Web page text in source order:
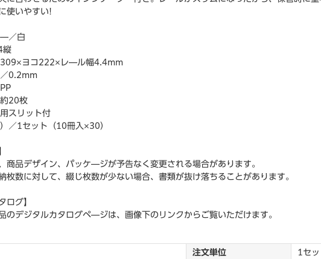
使いやすい!
／白
縦
ヨコ222×レ―ル幅4.4mm
0.2mm
20枚
スリット付
／1セット（10冊入×30）
商品デザイン、パッケ―ジが予告なく変更される場合があります。
数に対して、綴じ枚数が少ない場合、書類が抜け落ちることがあります。
ログ】
のデジタルカタログペ―ジは、画像下のリンクからご覧いただけます。
注文単位 1セ